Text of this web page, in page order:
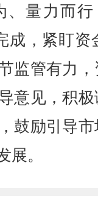
量力而行
成，紧盯
监管有力
意见，积
鼓励引导
展。